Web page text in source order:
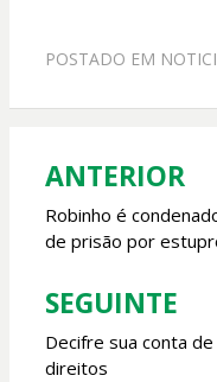
POSTADO EM
Navegação
de
Post
ANTERIOR
Robinho é
de prisão por
SEGUINTE
Decifre sua conta
direitos